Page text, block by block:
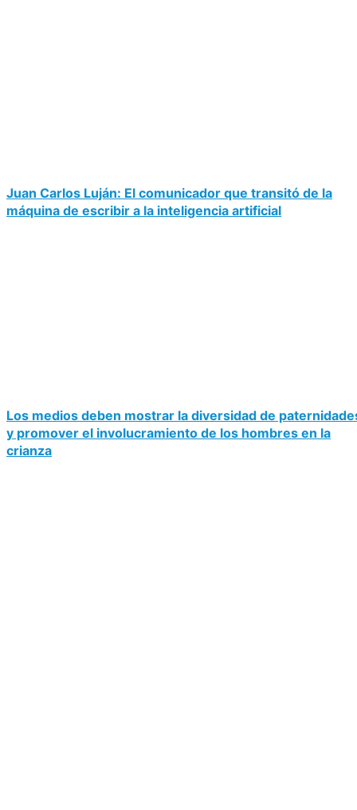
Juan Carlos Luján: El comunicador que transitó de la
máquina de escribir a la inteligencia artificial
Los medios deben mostrar la diversidad de
y promover el involucramiento de los hombres en la
crianza